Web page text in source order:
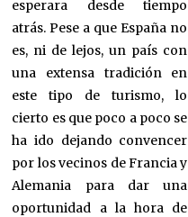
esperara desde tiempo
atrás. Pese a que España no
es, ni de lejos, un país con
una extensa tradición en
este tipo de turismo, lo
cierto es que poco a poco se
ha ido dejando convencer
por los vecinos de Francia y
Alemania para dar una
oportunidad a la hora de